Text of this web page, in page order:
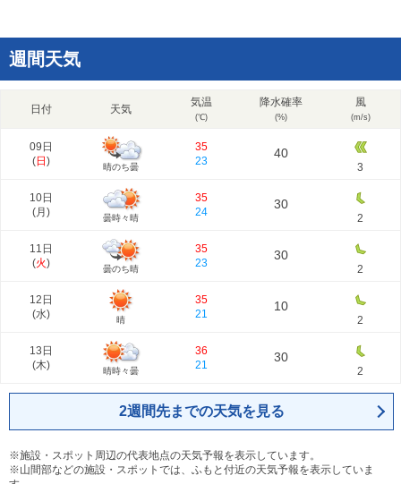
週間天気
日付 天気
気温
(℃)
降水確率
(%)
風
(m/s)
09日
(日 ) 晴のち曇
35
23
40
3
10日
(月 ) 曇時々晴
35
24
30
2
11日
(火) 曇のち晴
35
23
30
2
12日
(水) 晴
35
21
10
2
13日
(木) 晴時々曇
36
21
30
2
2週間先までの天気を見る
※施設・スポット周辺の代表地点の天気予報を表示しています。
※山間部などの施設・スポットでは、ふもと付近の天気予報を表示していま